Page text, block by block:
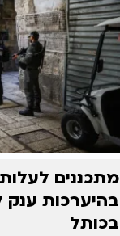
מתכננים
בהיערכות
בכותל